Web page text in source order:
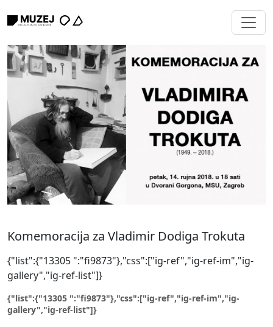
Komemoracija za Vladimir Dodiga Trokuta
{"list":{"13305 ":"fi9873"},"css":["ig-ref","ig-ref-im","ig-
gallery","ig-ref-list"]}
{"list":{"13305 ":"fi9873"},"css":["ig-ref","ig-ref-im","ig-
gallery","ig-ref-list"]}